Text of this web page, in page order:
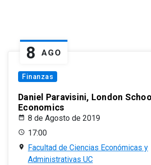
8 AGO
Finanzas
Daniel Paravisini, London
Economics
8 de Agosto de 2019
17:00
Facultad de Ciencias Económicas y
Administrativas UC